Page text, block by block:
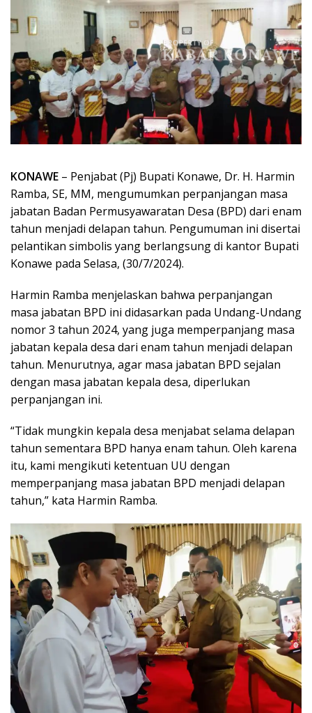
KONAWE – Penjabat (Pj) Bupati Konawe, Dr. H. Harmin
Ramba, SE, MM, mengumumkan perpanjangan masa
jabatan Badan Permusyawaratan Desa (BPD) dari enam
tahun menjadi delapan tahun. Pengumuman ini disertai
pelantikan simbolis yang berlangsung di kantor Bupati
Konawe pada Selasa, (30/7/2024).
Harmin Ramba menjelaskan bahwa perpanjangan
masa jabatan BPD ini didasarkan pada Undang-Undang
nomor 3 tahun 2024, yang juga memperpanjang masa
jabatan kepala desa dari enam tahun menjadi delapan
tahun. Menurutnya, agar masa jabatan BPD sejalan
dengan masa jabatan kepala desa, diperlukan
perpanjangan ini.
“Tidak mungkin kepala desa menjabat selama delapan
tahun sementara BPD hanya enam tahun. Oleh karena
itu, kami mengikuti ketentuan UU dengan
memperpanjang masa jabatan BPD menjadi delapan
tahun,” kata Harmin Ramba.